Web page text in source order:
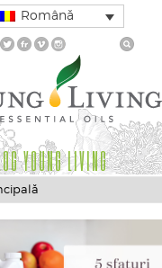
Română
YOUNG LIVING